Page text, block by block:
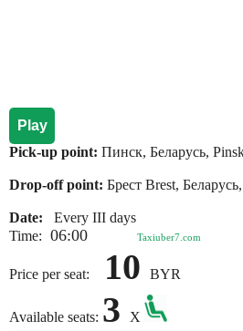
Play
Pick-up point: Пинск, Беларусь,
Drop-off point: Брест Brest,
Date:
Every III days
Time: 06:00 Taxiuber7.com
Price per seat: 10 BYR
Available seats: 3
X